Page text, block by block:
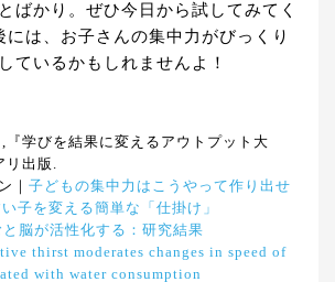
ばかり。ぜひ今日から試してみてく
には、お子さんの集中力がびっくり
ているかもしれませんよ！
『学びを結果に変えるアウトプット大
リ出版.
｜ 子どもの集中力はこうやって作り出せ
子を変える簡単な「仕掛け」
脳が活性化する：研究結果
thirst moderates changes in speed of
with water consumption